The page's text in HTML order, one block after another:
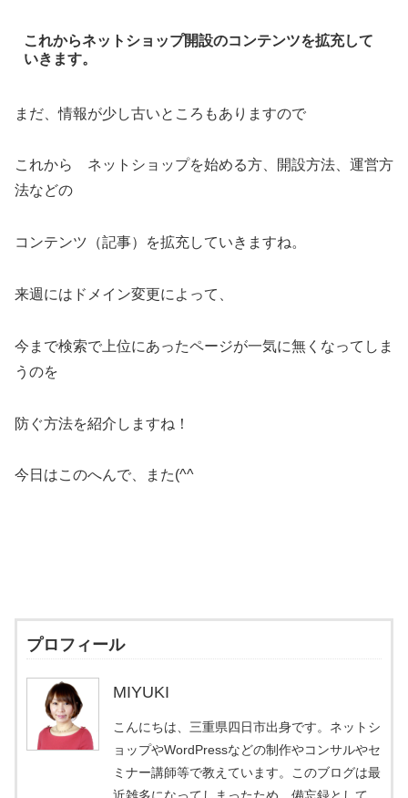
これからネットショップ開設のコンテンツを拡充して
いきます。
まだ、情報が少し古いところもありますので
これから ネットショップを始める方、開設方法、運営方
法などの
コンテンツ（記事）を拡充していきますね。
来週にはドメイン変更によって、
今まで検索で上位にあったページが一気に無くなってしま
うのを
防ぐ方法を紹介しますね！
今日はこのへんで、また(^^ゞ
プロフィール
MIYUKI
こんにちは、三重県四日市出身です。ネットシ
ョップやWordPressなどの制作やコンサルやセ
ミナー講師等で教えています。このブログは最
近雑多になってしまったため、備忘録として